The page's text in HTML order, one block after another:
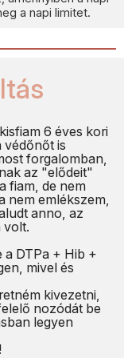
a napi limitet.
6 éves kori
védőnőt is
forgalomban,
az "elődeit"
fiam, de nem
nem emlékszem,
anno, az
volt.
a DTPa + Hib +
mivel és
kivezetni,
nozódát be
legyen